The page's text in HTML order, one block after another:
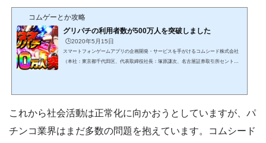
コムゲーとか攻略
グリパチの利用者数が500万人を突破しました
🕒️2020年5月15日
スマートフォンゲームアプリの企画開発・サービスを手がけるコムシード株式会社
（本社：東京都千代田区、代表取締役社長：塚原謙次、名古屋証券取引所セントレ
アクティブユーザーとかマンスリー・・・が重要だと...
これから社会活動は正常化に向かおうとしていますが、パ
チンコ業界はまだ多数の問題を抱えています。コムシード